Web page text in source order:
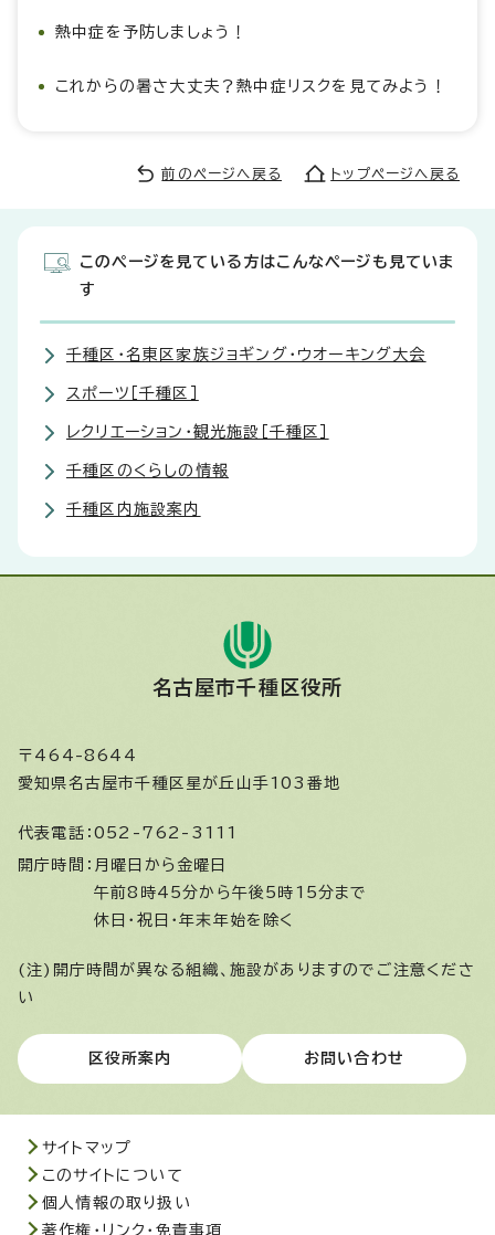
熱中症を予防しましょう！
これからの暑さ大丈夫？熱中症リスクを見てみよう！
前のページへ戻る トップページへ戻る
このページを見ている方はこんなページも見ていま
す
千種区・名東区家族ジョギング・ウオーキング大会
スポーツ［千種区］
レクリエーション・観光施設［千種区］
千種区のくらしの情報
千種区内施設案内
名古屋市千種区役所
〒464-8644
愛知県名古屋市千種区星が丘山手103番地
代表電話： 052-762-3111
開庁時間： 月曜日から金曜日
午前8時45分から午後5時15分まで
休日・祝日・年末年始を除く
(注)開庁時間が異なる組織、施設がありますのでご注意くださ
い
区役所案内 お問い合わせ
サイトマップ
このサイトについて
個人情報の取り扱い
著作権・リンク・免責事項